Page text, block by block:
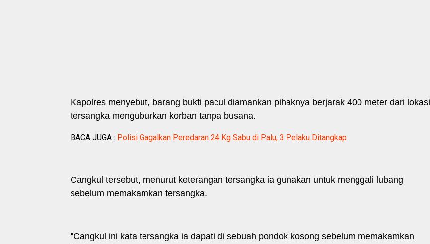
Kapolres menyebut, barang bukti pacul diamankan pihaknya berjarak 400 meter dari lokasi
tersangka menguburkan korban tanpa busana.
BACA JUGA : Polisi Gagalkan Peredaran 24 Kg Sabu di Palu, 3 Pelaku Ditangkap
Cangkul tersebut, menurut keterangan tersangka ia gunakan untuk menggali lubang
sebelum memakamkan tersangka.
"Cangkul ini kata tersangka ia dapati di sebuah pondok kosong sebelum memakamkan